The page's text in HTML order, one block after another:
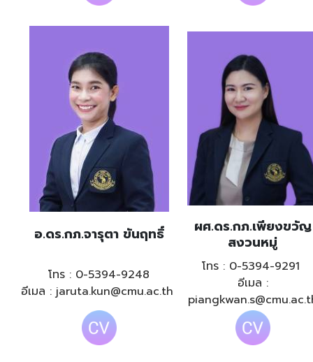
อ.ดร.กภ.จารุตา ขันฤทธิ์
ผศ.ดร.กภ.เพียงขวัญ
สงวนหมู่
โทร : 0-5394-9248
อีเมล : jaruta.kun@cmu.ac.th
โทร : 0-5394-9291
อีเมล :